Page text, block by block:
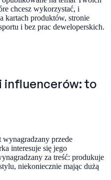
chcesz wykorzystać, i
kartach produktów, stronie
i bez prac deweloperskich.
influencerów: to
wynagradzany przede
interesuje się jego
za treść: produkuje
niekoniecznie mając dużą